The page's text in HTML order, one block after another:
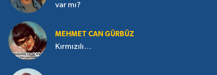
var mı?
MEHMET CAN GÜRBÜZ
Kırmızılı…